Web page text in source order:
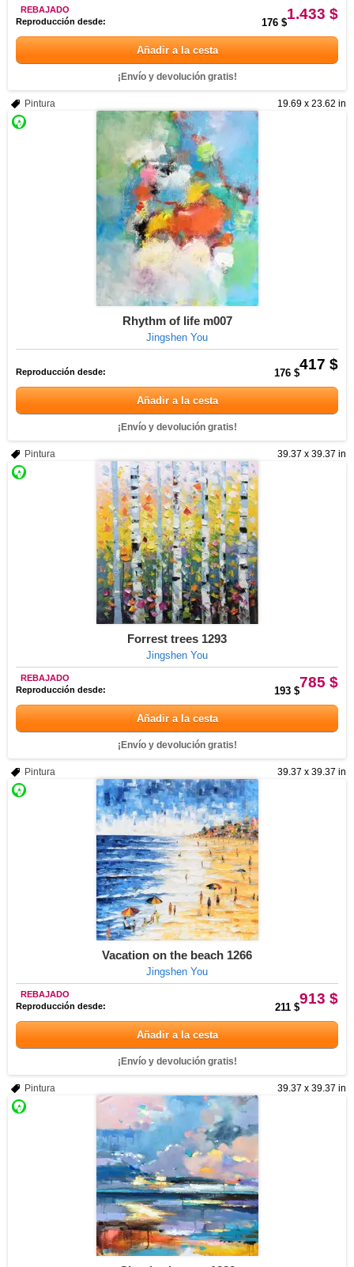
1.433 $
REBAJADO
Reproducción desde:
176 $
Añadir a la cesta
¡Envío y devolución gratis!
19.69 x 23.62 in
Pintura
Rhythm of life m007
Jingshen You
417 $
Reproducción desde: 176 $
Añadir a la cesta
¡Envío y devolución gratis!
39.37 x 39.37 in
Pintura
Forrest trees 1293
Jingshen You
785 $
REBAJADO
Reproducción desde:
193 $
Añadir a la cesta
¡Envío y devolución gratis!
39.37 x 39.37 in
Pintura
Vacation on the beach 1266
Jingshen You
913 $
REBAJADO
Reproducción desde:
211 $
Añadir a la cesta
¡Envío y devolución gratis!
39.37 x 39.37 in
Pintura